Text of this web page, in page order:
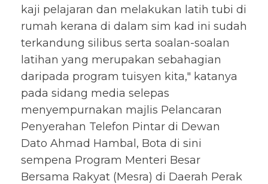
kaji pelajaran dan melakukan latih tubi di
rumah kerana di dalam sim kad ini sudah
terkandung silibus serta soalan-soalan
latihan yang merupakan sebahagian
daripada program tuisyen kita," katanya
pada sidang media selepas
menyempurnakan majlis Pelancaran
Penyerahan Telefon Pintar di Dewan
Dato Ahmad Hambal, Bota di sini
sempena Program Menteri Besar
Bersama Rakyat (Mesra) di Daerah Perak